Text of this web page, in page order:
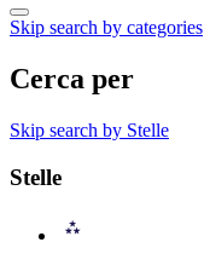
Skip search by categories
Cerca per
Skip search by Stelle
Stelle